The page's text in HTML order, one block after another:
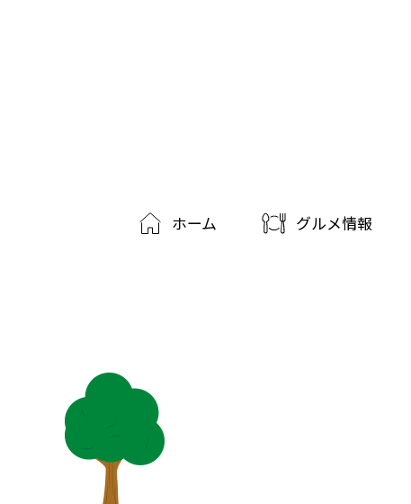
ホーム グルメ情報